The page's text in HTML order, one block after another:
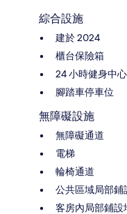
綜合設施
建於 2024
櫃台保險箱
24 小時健身中心
腳踏車停車位
無障礙設施
無障礙通道
電梯
輪椅通道
公共區域局部鋪
客房內局部鋪設